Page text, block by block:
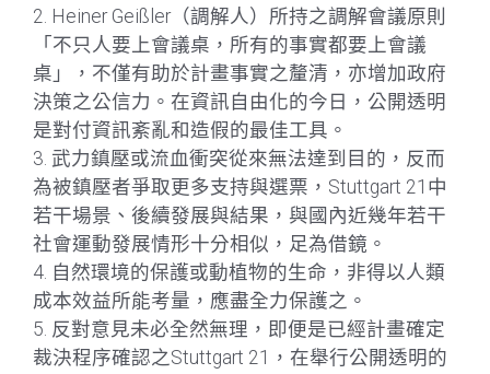
2. Heiner Geißler（調解人）所持之調解會議原則
「不只人要上會議桌，所有的事實都要上會議
桌」，不僅有助於計畫事實之釐清，亦增加政府
決策之公信力。在資訊自由化的今日，公開透明
是對付資訊紊亂和造假的最佳工具。
3. 武力鎮壓或流血衝突從來無法達到目的，反而
為被鎮壓者爭取更多支持與選票，Stuttgart 21中
若干場景、後續發展與結果，與國內近幾年若干
社會運動發展情形十分相似，足為借鏡。
4. 自然環境的保護或動植物的生命，非得以人類
成本效益所能考量，應盡全力保護之。
5. 反對意見未必全然無理，即便是已經計畫確定
裁決程序確認之Stuttgart 21，在舉行公開透明的